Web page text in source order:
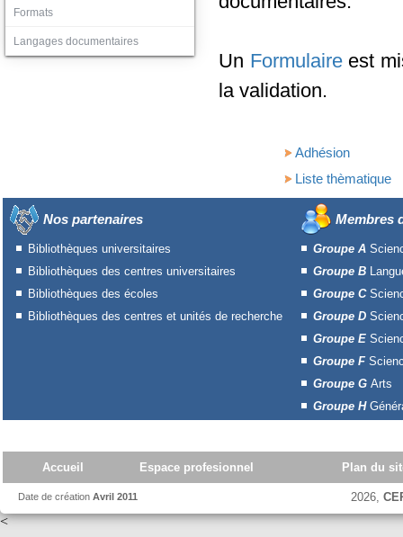
Formats
Langages documentaires
Un Formulaireest
la validation.
Adhésion
Liste thèmatique
Nos partenaires
Bibliothèques universitaires
Bibliothèques des centres universitaires
Bibliothèques des écoles
Bibliothèques des centres et unités de recherche
Membres
Groupe A
Groupe B
Groupe C
Groupe D
Groupe E
Groupe F
Groupe G Arts
Groupe H
Accueil Espace profesionnel Plan du
Date de création Avril 2011 2026,
<